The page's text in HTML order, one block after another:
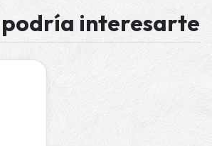
podría interesarte